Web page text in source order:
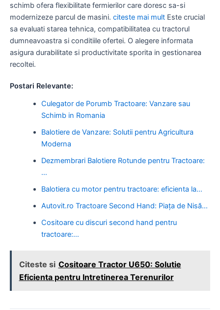
schimb ofera flexibilitate fermierilor care doresc sa-si
modernizeze parcul de masini. citeste mai mult Este crucial
sa evaluati starea tehnica, compatibilitatea cu tractorul
dumneavoastra si conditiile ofertei. O alegere informata
asigura durabilitate si productivitate sporita in gestionarea
recoltei.
Postari Relevante:
Culegator de Porumb Tractoare: Vanzare sau
Schimb in Romania
Balotiere de Vanzare: Solutii pentru Agricultura
Moderna
Dezmembrari Balotiere Rotunde pentru Tractoare:
…
Balotiera cu motor pentru tractoare: eficienta la…
Autovit.ro Tractoare Second Hand: Piața de Nisă…
Cositoare cu discuri second hand pentru
tractoare:…
Citeste si Cositoare Tractor U650: Solutie
Eficienta pentru Intretinerea Terenurilor